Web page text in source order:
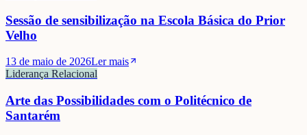
Sessão de sensibilização na Escola Básica do Prior
Velho
13 de maio de 2026Ler mais
Liderança Relacional
Arte das Possibilidades com o Politécnico de
Santarém